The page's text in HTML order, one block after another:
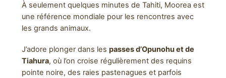
À seulement quelques minutes de Tahiti, Moorea est
une référence mondiale pour les rencontres avec
les grands animaux.
J’adore plonger dans les passes d’Opunohu et de
Tiahura, où l’on croise régulièrement des requins
pointe noire, des raies pastenagues et parfois